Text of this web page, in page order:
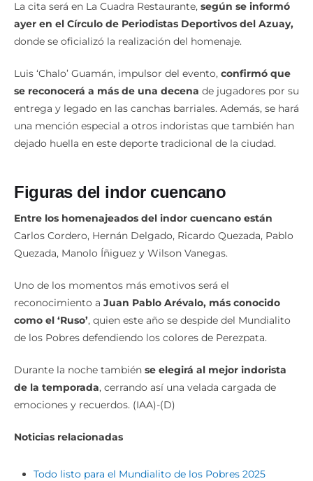
La cita será en La Cuadra Restaurante, según se informó
ayer en el Círculo de Periodistas Deportivos del Azuay,
donde se oficializó la realización del homenaje.
Luis ‘Chalo’ Guamán, impulsor del evento, confirmó que
se reconocerá a más de una decena de jugadores por su
entrega y legado en las canchas barriales. Además, se hará
una mención especial a otros indoristas que también han
dejado huella en este deporte tradicional de la ciudad.
Figuras del indor cuencano
Entre los homenajeados del indor cuencano están
Carlos Cordero, Hernán Delgado, Ricardo Quezada, Pablo
Quezada, Manolo Íñiguez y Wilson Vanegas.
Uno de los momentos más emotivos será el
reconocimiento a Juan Pablo Arévalo, más conocido
como el ‘Ruso’, quien este año se despide del Mundialito
de los Pobres defendiendo los colores de Perezpata.
Durante la noche también se elegirá al mejor indorista
de la temporada, cerrando así una velada cargada de
emociones y recuerdos. (IAA)-(D)
Noticias relacionadas
Todo listo para el Mundialito de los Pobres 2025